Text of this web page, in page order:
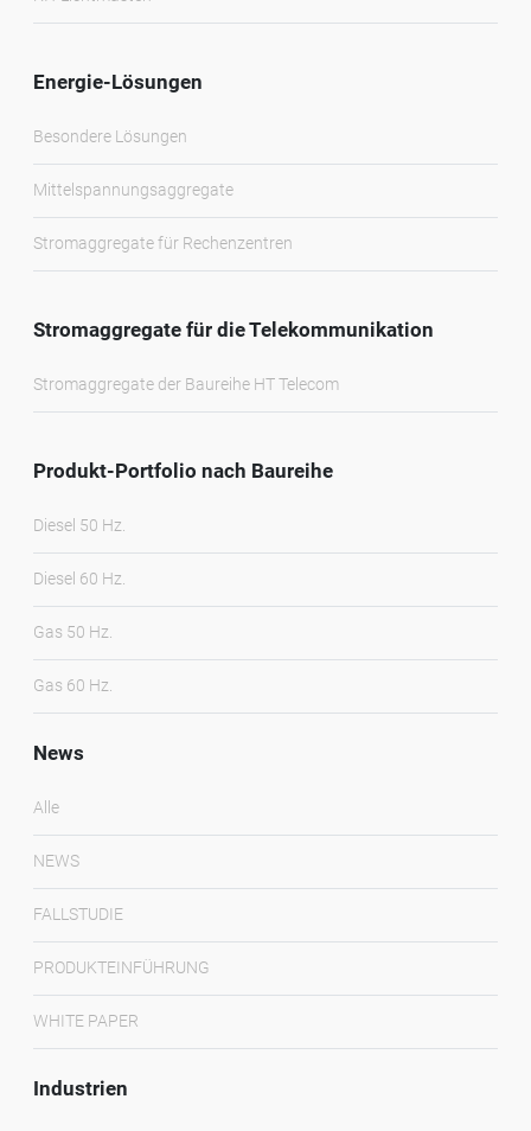
Energie-Lösungen
Besondere Lösungen
Mittelspannungsaggregate
Stromaggregate für Rechenzentren
Stromaggregate für die Telekommunikation
Stromaggregate der Baureihe HT Telecom
Produkt-Portfolio nach Baureihe
Diesel 50 Hz.
Diesel 60 Hz.
Gas 50 Hz.
Gas 60 Hz.
News
Alle
NEWS
FALLSTUDIE
PRODUKTEINFÜHRUNG
WHITE PAPER
Industrien